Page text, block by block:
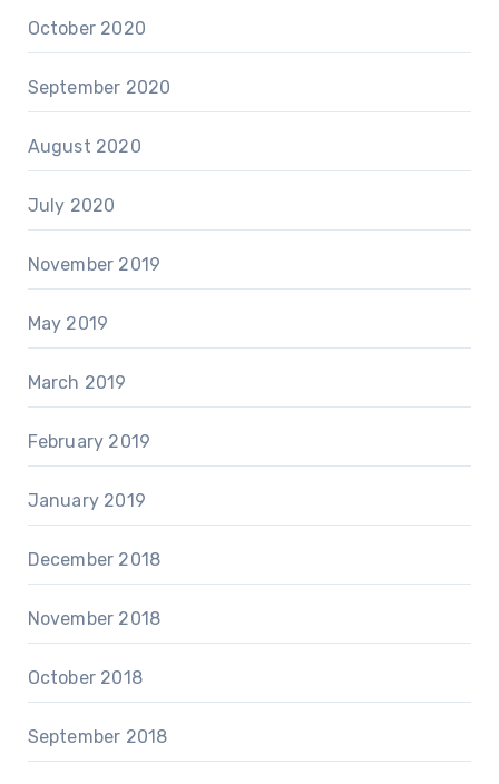
October 2020
September 2020
August 2020
July 2020
November 2019
May 2019
March 2019
February 2019
January 2019
December 2018
November 2018
October 2018
September 2018